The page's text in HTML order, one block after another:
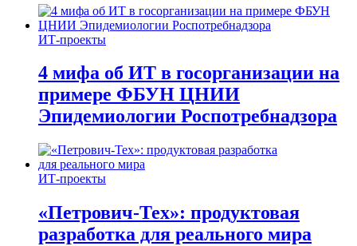
ИТ-проекты
4 мифа об ИТ в госорганизации на
примере ФБУН ЦНИИ
Эпидемиологии Роспотребнадзора
ИТ-проекты
«Петрович-Тех»: продуктовая
разработка для реального мира